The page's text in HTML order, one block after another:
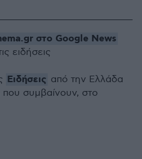
στο Google News
ειδήσεις
Ειδήσεις από την Ελλάδα
που συμβαίνουν, στο